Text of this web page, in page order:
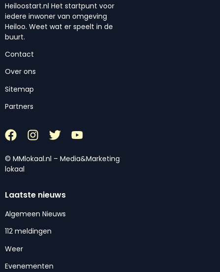
Heiloostart.nl Het startpunt voor
iedere inwoner van omgeving
Heiloo. Weet wat er speelt in de
buurt.
Contact
Over ons
Sitemap
Partners
© MMlokaal.nl – Media&Marketing
lokaal
Laatste nieuws
Algemeen Nieuws
112 meldingen
Weer
Evenementen